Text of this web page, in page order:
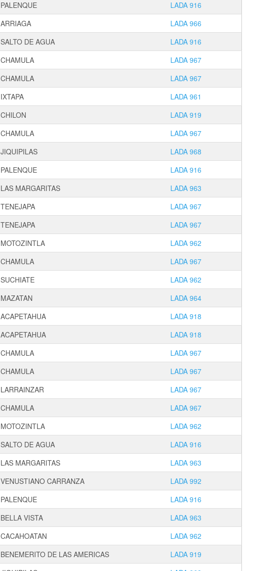
PALENQUE
LADA 916
ARRIAGA
LADA 966
SALTO DE AGUA
LADA 916
CHAMULA
LADA 967
CHAMULA
LADA 967
IXTAPA
LADA 961
CHILON
LADA 919
CHAMULA
LADA 967
JIQUIPILAS
LADA 968
PALENQUE
LADA 916
LAS MARGARITAS
LADA 963
TENEJAPA
LADA 967
TENEJAPA
LADA 967
MOTOZINTLA
LADA 962
CHAMULA
LADA 967
SUCHIATE
LADA 962
MAZATAN
LADA 964
ACAPETAHUA
LADA 918
ACAPETAHUA
LADA 918
CHAMULA
LADA 967
CHAMULA
LADA 967
LARRAINZAR
LADA 967
CHAMULA
LADA 967
MOTOZINTLA
LADA 962
SALTO DE AGUA
LADA 916
LAS MARGARITAS
LADA 963
VENUSTIANO CARRANZA
LADA 992
PALENQUE
LADA 916
BELLA VISTA
LADA 963
CACAHOATAN
LADA 962
BENEMERITO DE LAS AMERICAS
LADA 919